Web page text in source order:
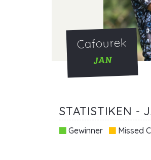
Cafourek
JAN
STATISTIKEN -
Gewinner Missed